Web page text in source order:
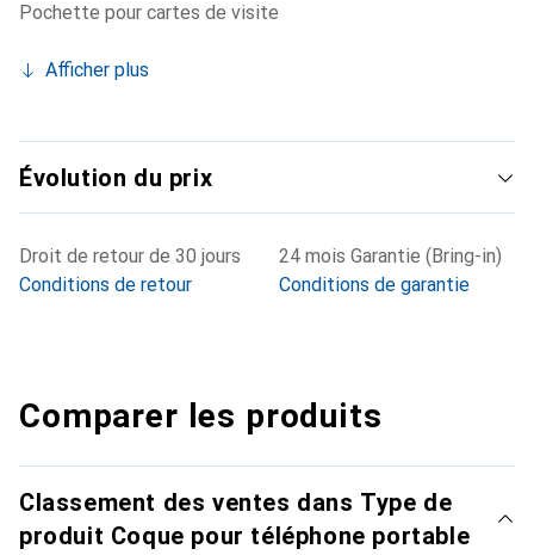
Pochette pour cartes de visite
Afficher plus
Évolution du prix
Droit de retour de 30 jours
Conditions de retour
24 mois Garantie (Bring-in)
Conditions de garantie
Comparer les produits
Classement des ventes dans Type de
produit Coque pour téléphone portable